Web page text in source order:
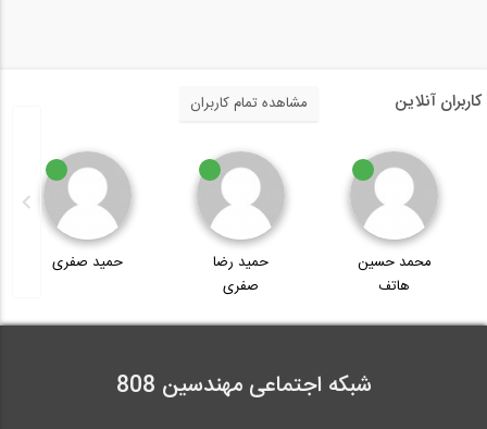
کاربران آنلاین مشاهده تمام کاربران
محمد حسین
هاتف
حمید رضا
صفری
حمید صفری
شبکه اجتماعی مهندسین 808